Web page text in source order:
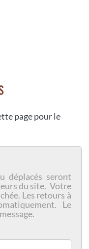
page pour le
déplacés seront
du site. Votre
Les retours à
Le